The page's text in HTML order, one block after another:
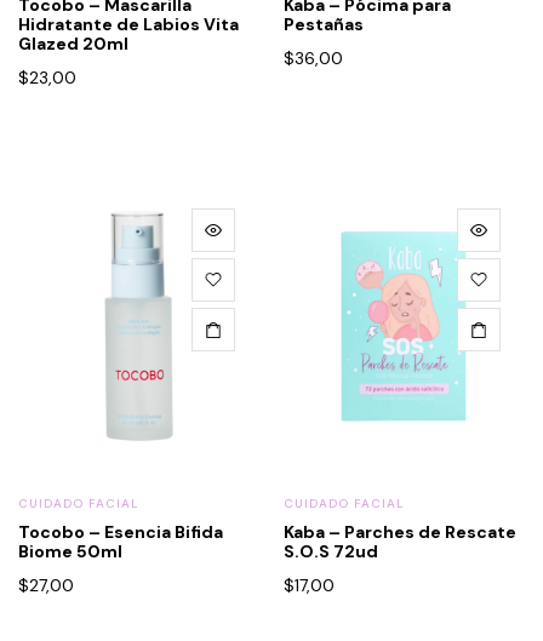
Tocobo – Mascarilla
Hidratante de Labios Vita
Glazed 20ml
$23,00
Kaba – Pócima para
Pestañas
$36,00
CUIDADO FACIAL
Tocobo – Esencia Bifida
Biome 50ml
$27,00
CUIDADO FACIAL
Kaba – Parches de Rescate
S.O.S 72ud
$17,00